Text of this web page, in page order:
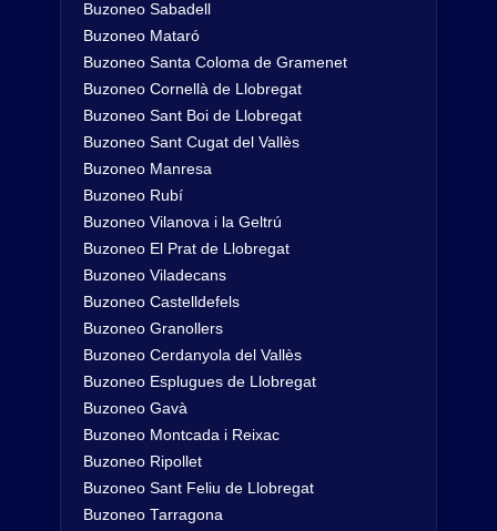
Buzoneo Sabadell
Buzoneo Mataró
Buzoneo Santa Coloma de Gramenet
Buzoneo Cornellà de Llobregat
Buzoneo Sant Boi de Llobregat
Buzoneo Sant Cugat del Vallès
Buzoneo Manresa
Buzoneo Rubí
Buzoneo Vilanova i la Geltrú
Buzoneo El Prat de Llobregat
Buzoneo Viladecans
Buzoneo Castelldefels
Buzoneo Granollers
Buzoneo Cerdanyola del Vallès
Buzoneo Esplugues de Llobregat
Buzoneo Gavà
Buzoneo Montcada i Reixac
Buzoneo Ripollet
Buzoneo Sant Feliu de Llobregat
Buzoneo Tarragona